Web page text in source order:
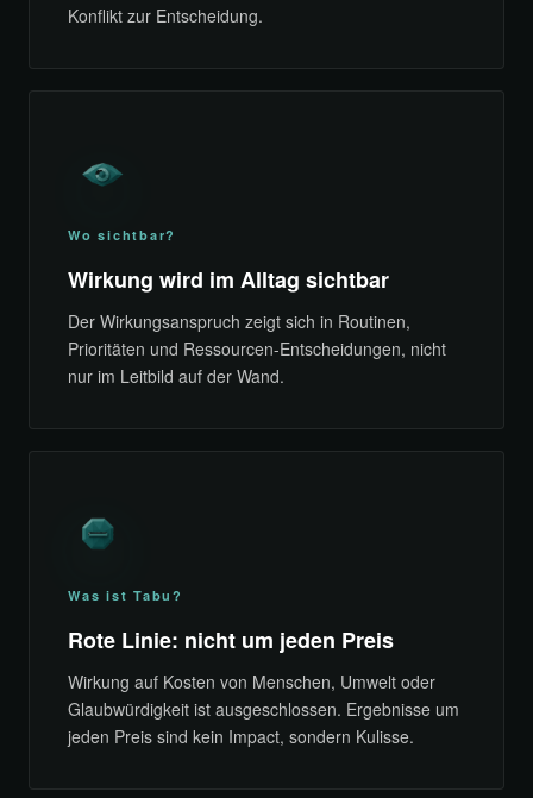
Konflikt zur Entscheidung.
Wo sichtbar?
Wirkung wird im Alltag sichtbar
Der Wirkungsanspruch zeigt sich in Routinen,
Prioritäten und Ressourcen-Entscheidungen, nicht
nur im Leitbild auf der Wand.
Was ist Tabu?
Rote Linie: nicht um jeden Preis
Wirkung auf Kosten von Menschen, Umwelt oder
Glaubwürdigkeit ist ausgeschlossen. Ergebnisse um
jeden Preis sind kein Impact, sondern Kulisse.